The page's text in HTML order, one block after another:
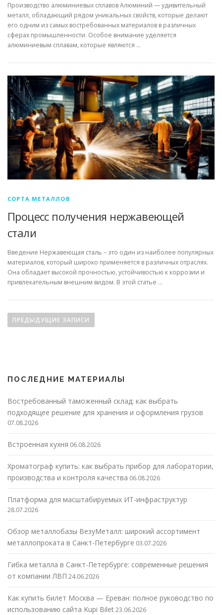
Производство алюминиевых сплавов Алюминий — удивительный
металл, обладающий рядом уникальных свойств, которые делают
его одним из самых востребованных материалов в различных
сферах промышленности. Особое внимание уделяется
алюминиевым сплавам, которые являются …
СОРТА МЕТАЛЛОВ
Процесс получения нержавеющей
стали
Введение Нержавеющая сталь – это один из наиболее популярных
материалов, который широко применяется в различных отраслях.
Она обладает высокой прочностью, устойчивостью к коррозии и
привлекательным внешним видом. В этой статье …
ПРЕДЫДУЩИЕ ЗАПИСИ
ПОСЛЕДНИЕ МАТЕРИАЛЫ
Востребованный таможенный склад: как выбрать
подходящее решение для хранения и оформления грузов
07.08.2026
Встроенная кухня 06.08.2026
Хроматограф купить: как выбрать прибор для лаборатории,
производства и контроля качества 06.08.2026
Платформа для масштабируемых ИТ-инфраструктур
28.07.2026
Обзор металлобазы ВезуМеталл: широкий ассортимент
металлопроката в Санкт-Петербурге 03.07.2026
Гибка металла в Санкт-Петербурге: современные решения
от компании ЛВП 24.06.2026
Как купить билет Москва — Ереван: полное руководство по
использованию сайта Kupi Bilet23.06.2026